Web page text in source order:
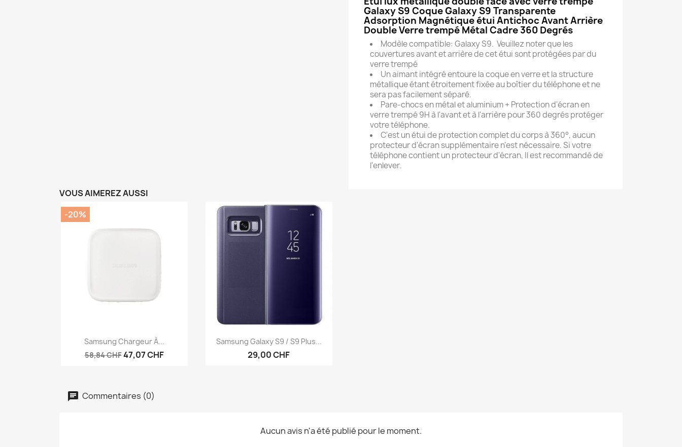
Galaxy S9 Coque Galaxy S9 Transparente
Adsorption Magnétique étui Antichoc Avant Arrière
Double Verre trempé Métal Cadre 360 Degrés
Modèle compatible: Galaxy S9. Veuillez noter que les
couvertures avant et arrière de cet étui sont protégées par du
verre trempé
Un aimant intégré entoure la coque en verre et la structure
métallique étant étroitement fixée au boîtier du téléphone et ne
sera pas facilement séparé.
Pare-chocs en métal et aluminium + Protection d'écran en
verre trempé 9H à l'avant et à l'arrière pour 360 degrés protéger
votre téléphone.
C'est un étui de protection complet du corps à 360°, aucun
protecteur d'écran supplémentaire n'est nécessaire. Si votre
téléphone contient un protecteur d'écran, Il est recommandé de
l'enlever.
VOUS AIMEREZ AUSSI
Aperçu rapide
Samsung Chargeur À...
58,84 CHF47,07 CHF
-20%
Aperçu rapide
Samsung Galaxy S9 / S9 Plus...
29,00 CHF
Commentaires (0)
Aucun avis n'a été publié pour le moment.